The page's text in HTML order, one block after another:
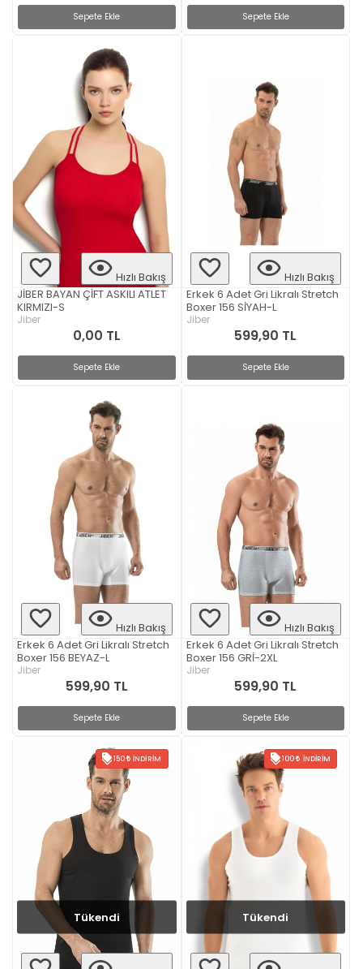
Sepete Ekle Sepete Ekle
Hızlı Bakış
JİBER BAYAN ÇİFT ASKILI ATLET
KIRMIZI-S
Jiber
0,00 TL
Sepete Ekle
Hızlı Bakış
Erkek 6 Adet Gri Likralı Stretch
Boxer 156 SİYAH-L
Jiber
599,90 TL
Sepete Ekle
Hızlı Bakış
Erkek 6 Adet Gri Likralı Stretch
Boxer 156 BEYAZ-L
Jiber
599,90 TL
Sepete Ekle
Hızlı Bakış
Erkek 6 Adet Gri Likralı Stretch
Boxer 156 GRİ-2XL
Jiber
599,90 TL
Sepete Ekle
150 İNDIRIM
Tükendi
100 İNDIRIM
Tükendi